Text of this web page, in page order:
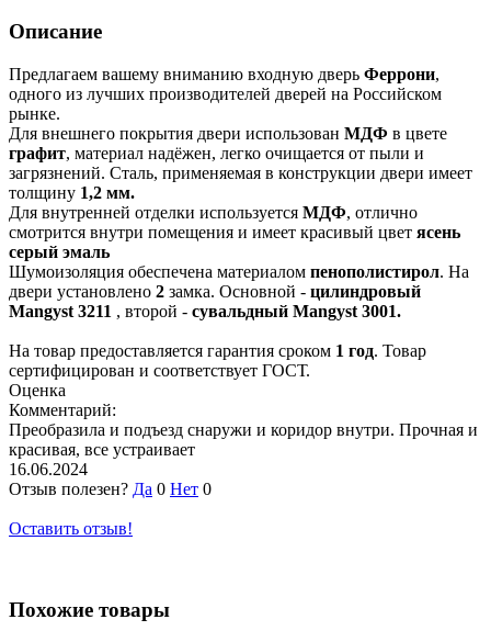
Описание
Предлагаем вашему вниманию входную дверь Феррони,
одного из лучших производителей дверей на Российском
рынке.
Для внешнего покрытия двери использован МДФ в цвете
графит, материал надёжен, легко очищается от пыли и
загрязнений. Сталь, применяемая в конструкции двери имеет
толщину 1,2 мм.
Для внутренней отделки используется МДФ, отлично
смотрится внутри помещения и имеет красивый цвет ясень
серый эмаль
Шумоизоляция обеспечена материалом пенополистирол. На
двери установлено 2 замка. Основной - цилиндровый
Mangyst 3211 , второй - сувальдный Mangyst 3001.
На товар предоставляется гарантия сроком 1 год. Товар
сертифицирован и соответствует ГОСТ.
Оценка
Комментарий:
Преобразила и подъезд снаружи и коридор внутри. Прочная и
красивая, все устраивает
16.06.2024
Отзыв полезен? Да 0 Нет 0
Оставить отзыв!
Похожие товары